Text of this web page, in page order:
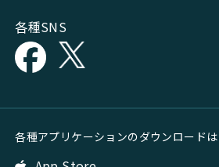
各種SNS
各種アプリケーションのダウンロード